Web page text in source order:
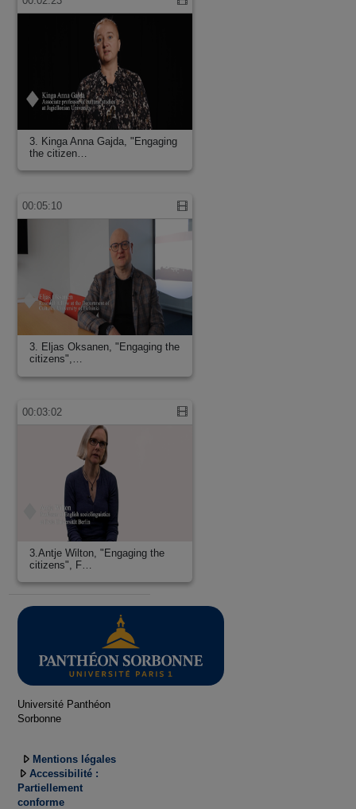
3. Kinga Anna Gajda, "Engaging
the citizen…
00:05:10
3. Eljas Oksanen, "Engaging the
citizens",…
00:03:02
3.Antje Wilton, "Engaging the
citizens", F…
Université Panthéon
Sorbonne
Mentions légales
Accessibilité :
Partiellement
conforme